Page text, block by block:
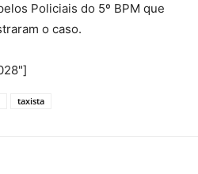
Policiais do 5º BPM que
o caso.
taxista